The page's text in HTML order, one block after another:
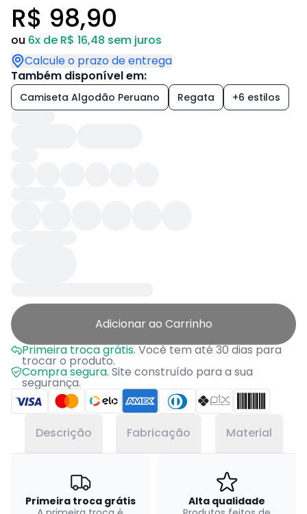
R$ 98,90
ou 6x de R$ 16,48 sem juros
Calcule o prazo de entrega
Também disponível em:
Camiseta Algodão Peruano Regata +6 estilos
Adicionar ao Carrinho
Primeira troca grátis.Você tem até 30 dias para
trocar o produto.
Compra segura. Site construído para a sua
segurança.
Descrição Fabricação Material
Primeira troca grátis
Alta qualidade